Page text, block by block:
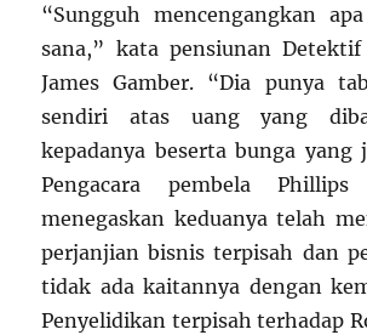
“Sungguh mencengangkan
sana,” kata pensiunan
James Gamber. “Dia punya
sendiri atas uang yang
kepadanya beserta bunga yang
Pengacara pembela
menegaskan keduanya telah
perjanjian bisnis terpisah dan
tidak ada kaitannya dengan
Penyelidikan terpisah terhadap